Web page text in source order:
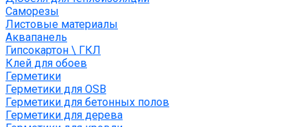
Саморезы
Листовые материалы
Аквапанель
Гипсокартон \ ГКЛ
Клей для обоев
Герметики
Герметики для OSB
Герметики для бетонных полов
Герметики для дерева